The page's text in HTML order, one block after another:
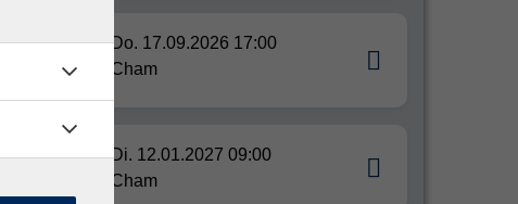
Do. 17.09.2026 17:00
Cham
Di. 12.01.2027 09:00
Cham